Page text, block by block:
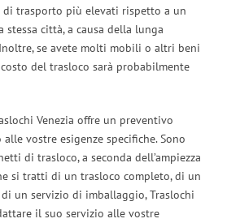
di trasporto più elevati rispetto a un
città, a causa della lunga
se avete molti mobili o altri beni
del trasloco sarà probabilmente
Venezia offre un preventivo
vostre esigenze specifiche. Sono
di trasloco, a seconda dell’ampiezza
si tratti di un trasloco completo, di un
un servizio di imballaggio, Traslochi
il suo servizio alle vostre